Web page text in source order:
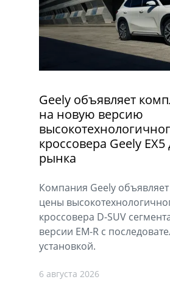
Geely объявляет
на новую версию
кроссовера Geely
рынка
Компания Geely
цены
кроссовера D-SUV
версии EM-R с
установкой.
6 августа 2026